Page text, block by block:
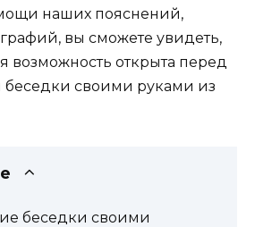
наших пояснений,
вы сможете увидеть,
возможность открыта перед
беседки своими руками из
беседки своими